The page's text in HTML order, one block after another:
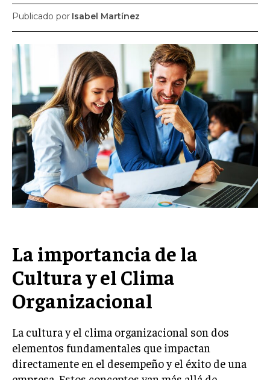
Welcome to Liberty Case
We have a curated list of the most noteworthy news from all
across the globe. With any subscription plan, you get access
toexclusive articlesthat let you stay ahead of the curve.
Your Profile
NEWS LIFESTYLE PUBLIC OPINION
Publicado por Isabel Martínez
La importancia de la
Cultura y el Clima
Organizacional
La cultura y el clima organizacional son dos
elementos fundamentales que impactan
directamente en el desempeño y el éxito de una